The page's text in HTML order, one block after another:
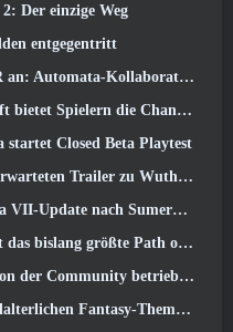
Der einzige Weg
entgegentritt
Kollaborationsveranstaltung
zu zu gewinnen 4000 Credits und ein neuer Titel
startet Closed Beta Playtest
Waves Cyberpunk: Edgerunners Crossover
nach Sumeru zurück
of Exile II-Update, Rückkehr der Alten
betriebenes WARRIORS-Turnier an
Themenmodus „Dragon’s Claim“